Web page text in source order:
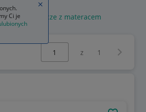
łóżko pojedyncze z materacem
Wybierz stronę:
z 1
Ci je
Zamknij wskazówkę